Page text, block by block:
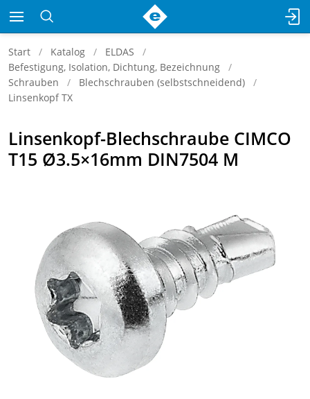
Start Katalog
ELDAS
Befestigung, Isolation, Dichtung, Bezeichnung
Schrauben
Blechschrauben (selbstschneidend)
Linsenkopf TX
Linsenkopf-Blechschraube CIMCO
T15 Ø3.5×16mm DIN7504 M